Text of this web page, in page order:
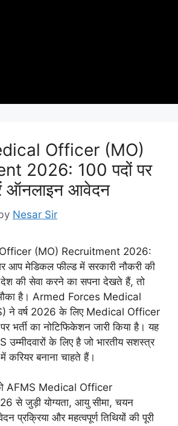
Officer (MO)
2026: 100 पदों पर
ऑनलाइन आवेदन
Nesar Sir
(MO) Recruitment 2026:
आप मेडिकल फील्ड में सरकारी नौकरी की
की सेवा करने का सपना देखते हैं, तो
है। Armed Forces Medical
ने वर्ष 2026 के लिए Medical Officer
भर्ती का नोटिफिकेशन जारी किया है। यह
उम्मीदवारों के लिए है जो भारतीय सशस्त्र
करियर बनाना चाहते हैं।
AFMS Medical Officer
से जुड़ी योग्यता, आयु सीमा, चयन
प्रक्रिया और महत्वपूर्ण तिथियों की पूरी